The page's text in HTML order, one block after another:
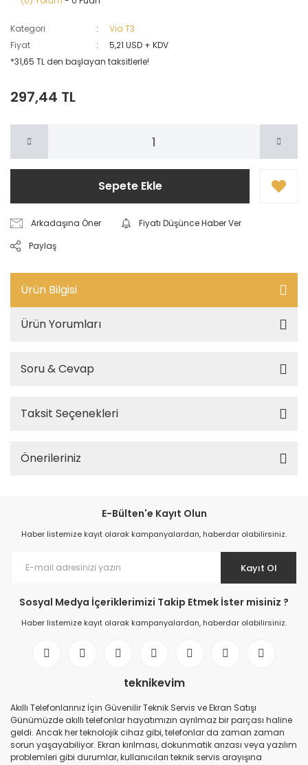
Kategori
Via T3
Fiyat
5,21 USD + KDV
*31,65 TL den başlayan taksitlerle!
297,44 TL
Sepete Ekle
Arkadaşına Öner
Fiyatı Düşünce Haber Ver
Paylaş
Ürün Bilgisi
Ürün Yorumları
Soru & Cevap
Taksit Seçenekleri
Önerileriniz
E-Bülten'e Kayıt Olun
Haber listemize kayıt olarak kampanyalardan, haberdar olabilirsiniz.
Kayıt Ol
Sosyal Medya İçeriklerimizi Takip Etmek İster misiniz ?
Haber listemize kayıt olarak kampanyalardan, haberdar olabilirsiniz.
teknikevim
Akıllı Telefonlarınız İçin Güvenilir Teknik Servis ve Ekran Satışı
Günümüzde akıllı telefonlar hayatımızın ayrılmaz bir parçası haline
geldi. Ancak her teknolojik cihaz gibi, telefonlar da zaman zaman
sorun yaşayabiliyor. Ekran kırılması, dokunmatik arızası veya yazılım
problemleri gibi durumlar, kullanıcıları teknik servis arayışına